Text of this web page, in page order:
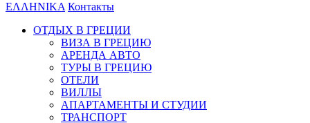
ΕΛΛΗΝΙΚΑ Контакты
ОТДЫХ В ГРЕЦИИ
ВИЗА В ГРЕЦИЮ
АРЕНДА АВТО
ТУРЫ В ГРЕЦИЮ
ОТЕЛИ
ВИЛЛЫ
АПАРТАМЕНТЫ И СТУДИИ
ТРАНСПОРТ